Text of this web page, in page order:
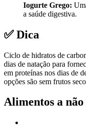
Iogurte Grego:
a saúde digestiva.
✅ Dica
Ciclo de hidratos de
dias de natação para
em proteínas nos dias de
opções são sem frutos
Alimentos a